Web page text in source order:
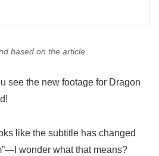
based on the article.
see the new footage for Dragon
like the subtitle has changed
wonder what that means?